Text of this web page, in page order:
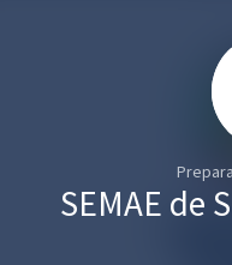
SEMAE de